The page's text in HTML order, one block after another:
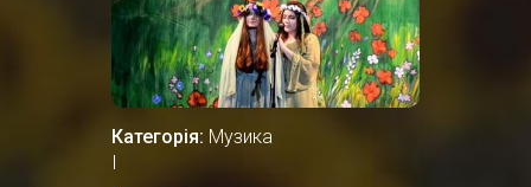
Категорія: Музика